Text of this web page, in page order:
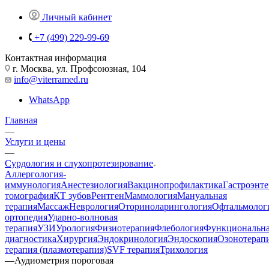
Личный кабинет
+7 (499) 229-99-69
Контактная информация
г. Москва, ул. Профсоюзная, 104
info@viterramed.ru
WhatsApp
Главная
—
Услуги и цены
—
Сурдология и слухопротезирование
Аллергология-
иммунологияАнестезиологияВакцинопрофилактика
томографияКТ зубовРентгенМаммологияМануальная
терапияМассажНеврологияОториноларингология
ортопедияУдарно-волновая
терапияУЗИУрологияФизиотерапияФлебология
диагностикаХирургияЭндокринологияЭндоскопия
терапия (плазмотерапия)SVF терапияТрихология
—Аудиометрия пороговая